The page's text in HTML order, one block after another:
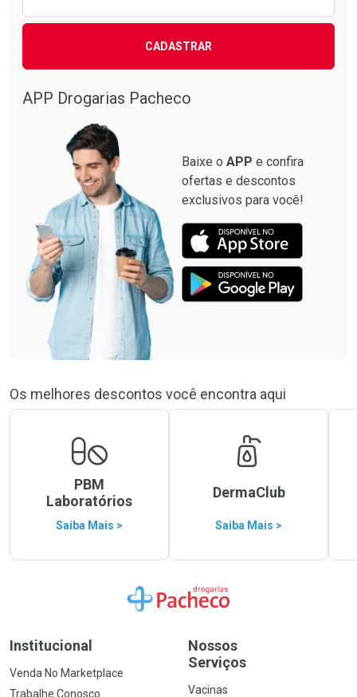
CADASTRAR
APP Drogarias Pacheco
Baixe o APP e confira
ofertas e descontos
exclusivos para você!
Os melhores descontos você encontra aqui
PBM
Laboratórios
Saiba Mais >
DermaClub
Saiba Mais >
Ir para a Home
Institucional
Venda No Marketplace
Trabalhe Conosco
Nossos
Serviços
Vacinas